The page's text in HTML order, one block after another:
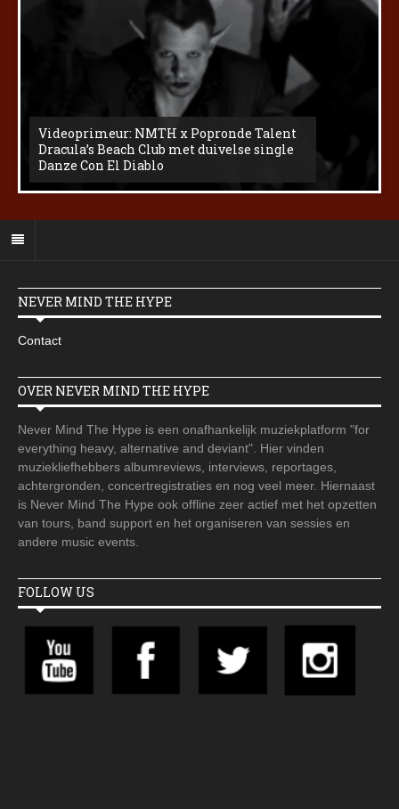
Videoprimeur: NMTH x Popronde Talent
Dracula’s Beach Club met duivelse single
Danze Con El Diablo
NEVER MIND THE HYPE
Contact
OVER NEVER MIND THE HYPE
Never Mind The Hype is een onafhankelijk muziekplatform "for
everything heavy, alternative and deviant". Hier vinden
muziekliefhebbers albumreviews, interviews, reportages,
achtergronden, concertregistraties en nog veel meer. Hiernaast
is Never Mind The Hype ook offline zeer actief met het opzetten
van tours, band support en het organiseren van sessies en
andere music events.
FOLLOW US